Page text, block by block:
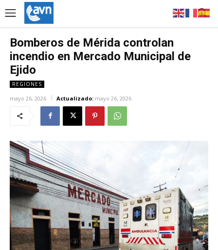
Bomberos de Mérida controlan
incendio en Mercado Municipal de
Ejido
REGIONES
mayo 26, 2026 Actualizado: mayo 26, 2026